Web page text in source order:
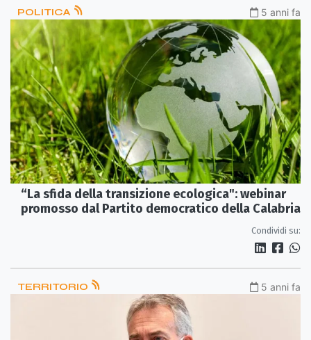
POLITICA 5 anni fa
“La sfida della transizione ecologica": webinar
promosso dal Partito democratico della Calabria
Condividi su:
TERRITORIO 5 anni fa